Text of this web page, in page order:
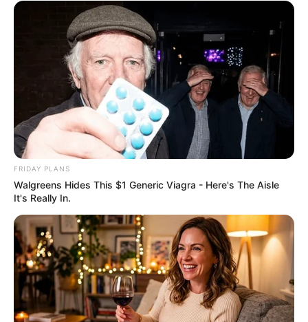
Tallest Women On Earth — Their Height Is Jaw-
BRAINBERRIES
Will You Survive? 10 Things To Keep In Your
Emergency Kit
BRAINBERRIES
FRIDAY PLANS
Walgreens Hides This $1 Generic Viagra - Here's The Aisle
It's Really In.